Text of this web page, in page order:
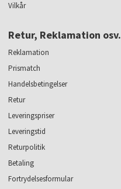
Vilkår
Retur, Reklamation osv.
Reklamation
Prismatch
Handelsbetingelser
Retur
Leveringspriser
Leveringstid
Returpolitik
Betaling
Fortrydelsesformular